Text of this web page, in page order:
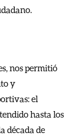
nos permitió
y
el
hasta los
década de